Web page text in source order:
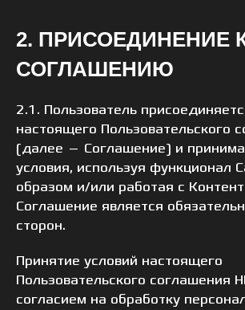
2. ПРИСОЕДИНЕНИЕ
СОГЛАШЕНИЮ
2.1. Пользователь
настоящего Пользовательского
(далее — Соглашение) и
условия, используя функционал
образом и/или работая с
Соглашение является
сторон.
Принятие условий настоящего
Пользовательского соглашения
согласием на обработку